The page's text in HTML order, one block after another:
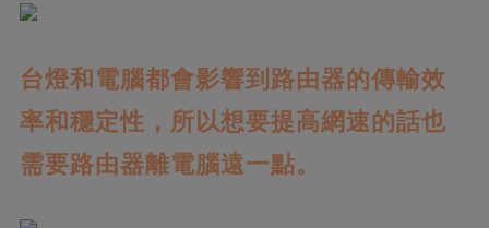
台燈和電腦都會影響到路由器的傳輸效
率和穩定性，所以想要提高網速的話也
需要路由器離電腦遠一點。